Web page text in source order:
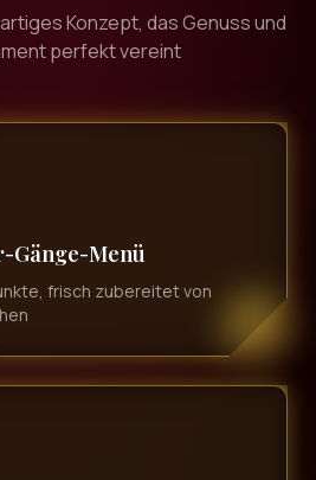
Konzept, das Genuss und
perfekt vereint
Gänge-Menü
frisch zubereitet von